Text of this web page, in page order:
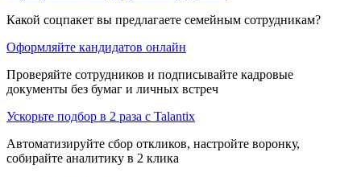
Какой соцпакет вы предлагаете семейным сотрудникам?
Оформляйте кандидатов онлайн
Проверяйте сотрудников и подписывайте кадровые
документы без бумаг и личных встреч
Ускорьте подбор в 2 раза с Talantix
Автоматизируйте сбор откликов, настройте воронку,
собирайте аналитику в 2 клика